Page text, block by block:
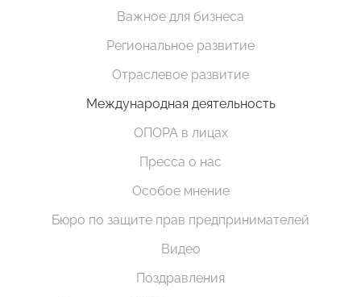
Важное для бизнеса
Региональное развитие
Отраслевое развитие
Международная деятельность
ОПОРА в лицах
Пресса о нас
Особое мнение
Бюро по защите прав предпринимателей
Видео
Поздравления